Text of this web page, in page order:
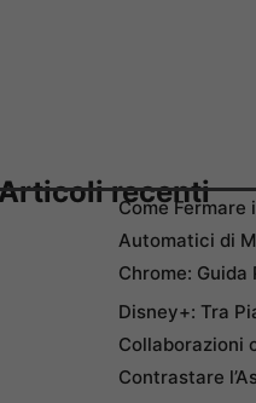
recenti
Come Fermare
Automatici di
Chrome: Guida
Disney+: Tra
Collaborazioni
Contrastare